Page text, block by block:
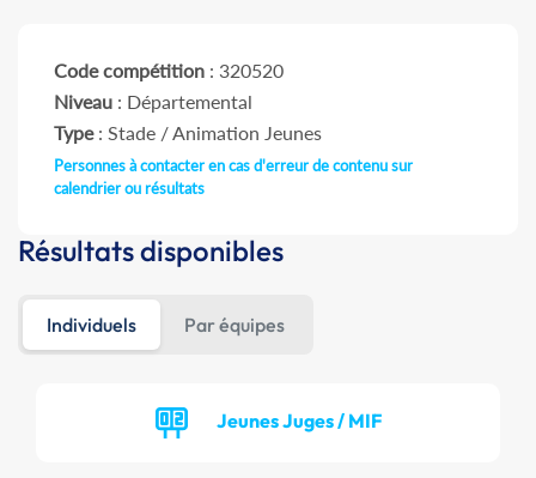
Code compétition : 320520
Niveau : Départemental
Type: Stade / Animation Jeunes
Personnes à contacter en cas d'erreur de contenu sur
calendrier ou résultats
Résultats disponibles
Individuels Par équipes
Jeunes Juges / MIF